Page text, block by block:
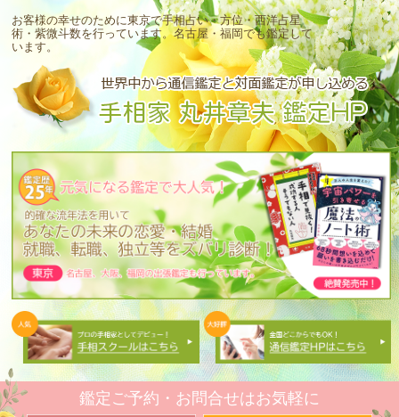
お客様の幸せのために東京で手相占い・方位・西洋占星
術・紫微斗数を行っています。名古屋・福岡でも鑑定して
います。
鑑定ご予約・お問合せはお気軽に